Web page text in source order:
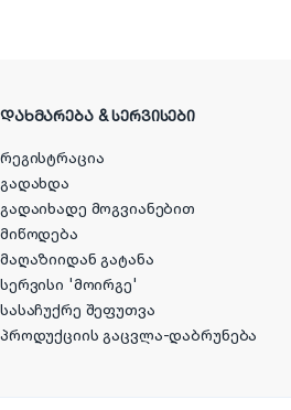
ᲓᲐᲮᲛᲐᲠᲔᲑᲐ & ᲡᲔᲠᲕᲘᲡᲔᲑᲘ
რეგისტრაცია
გადახდა
გადაიხადე მოგვიანებით
მიწოდება
მაღაზიიდან გატანა
სერვისი 'მოირგე'
სასაჩუქრე შეფუთვა
პროდუქციის გაცვლა-დაბრუნება